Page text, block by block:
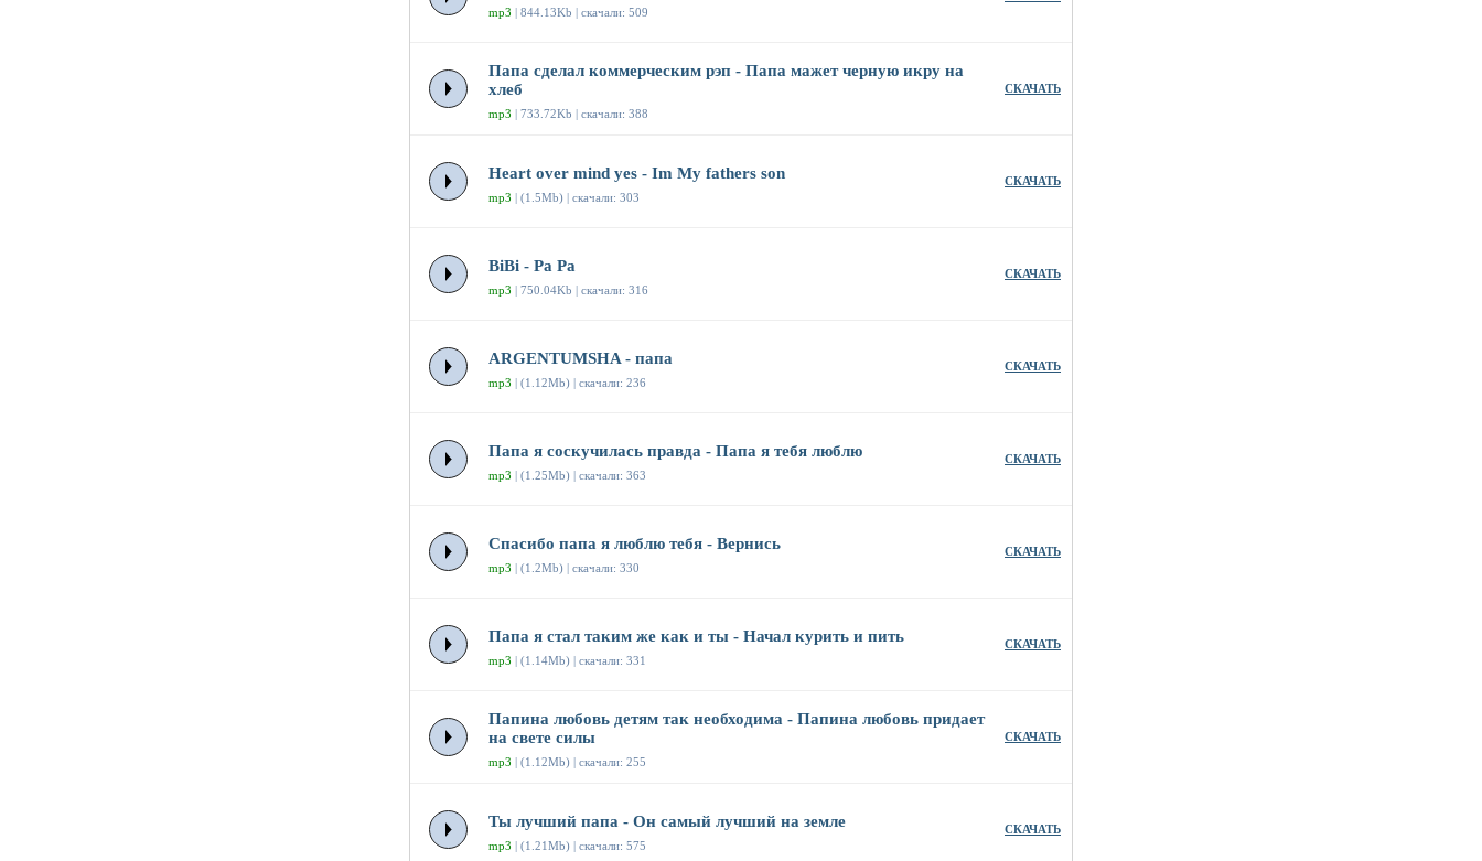
mp3 | 844.13Kb | скачали: 509
Папа сделал коммерческим рэп - Папа мажет черную икру на
хлеб
mp3 | 733.72Kb | скачали: 388
СКАЧАТЬ
Heart over mind yes - Im My fathers son
mp3 | (1.5Mb) | скачали: 303
СКАЧАТЬ
BiBi - Pa Pa
mp3 | 750.04Kb | скачали: 316
СКАЧАТЬ
ARGENTUMSHA - папа
mp3 | (1.12Mb) | скачали: 236
СКАЧАТЬ
Папа я соскучилась правда - Папа я тебя люблю
mp3 | (1.25Mb) | скачали: 363
СКАЧАТЬ
Спасибо папа я люблю тебя - Вернись
mp3 | (1.2Mb) | скачали: 330
СКАЧАТЬ
Папа я стал таким же как и ты - Начал курить и пить
mp3 | (1.14Mb) | скачали: 331
СКАЧАТЬ
Папина любовь детям так необходима - Папина любовь придает
на свете силы
mp3 | (1.12Mb) | скачали: 255
СКАЧАТЬ
Ты лучший папа - Он самый лучший на земле
mp3 | (1.21Mb) | скачали: 575
СКАЧАТЬ